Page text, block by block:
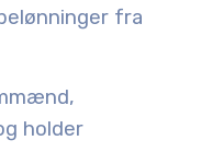
fra
holder